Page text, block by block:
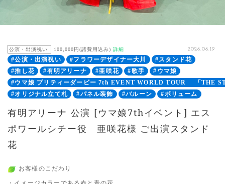
公演・出演祝い 100,000円(諸費用込み) 詳細 2026.06.19
#公演・出演祝い #フラワーデザイナー大川
#スタンド花
#推し花
#有明アリーナ #亜咲花 #歌手
#ウマ娘
#ウマ娘 プリティーダービー 7th EVENT WORLD TOUR 「THE
#オリジナル立て札
#パネル装飾 #バルーン #ボリューム
有明アリーナ 公演 [ウマ娘7thイベント] エス
ポワールシチー役 亜咲花様 ご出演スタンド
花
お客様のこだわり